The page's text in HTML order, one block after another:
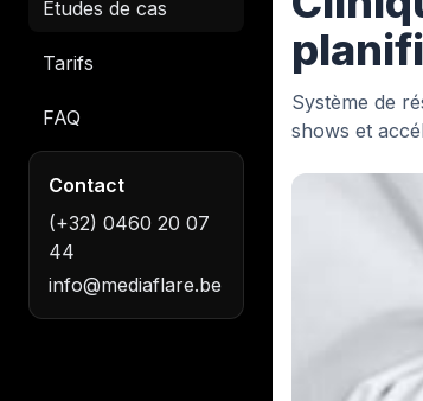
Études de cas
Tarifs
FAQ
Contact
(+32) 0460 20 07
44
info@mediaflare.be
Système de
shows et